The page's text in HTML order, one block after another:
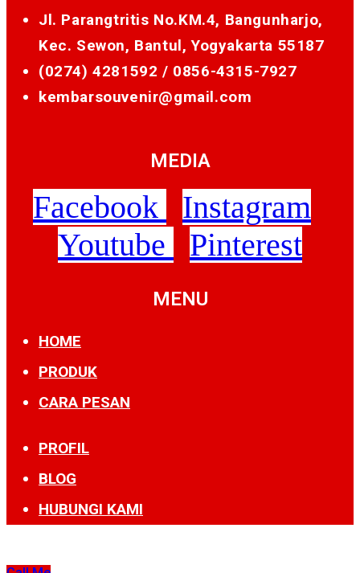
Jl. Parangtritis No.KM.4, Bangunharjo,
Kec. Sewon, Bantul, Yogyakarta 55187
(0274) 4281592 / 0856-4315-7927
kembarsouvenir@gmail.com
MEDIA
Facebook
Instagram
Youtube
Pinterest
MENU
HOME
PRODUK
CARA PESAN
PROFIL
BLOG
HUBUNGI KAMI